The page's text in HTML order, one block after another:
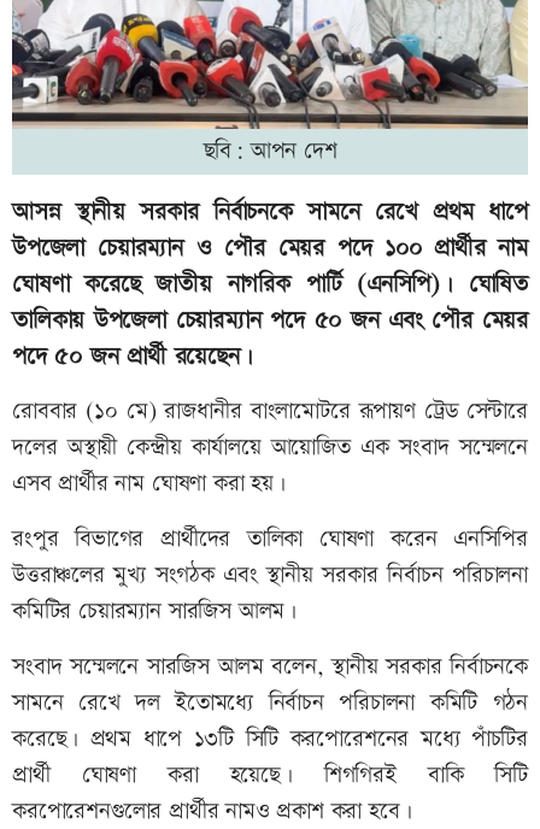
ছবি: আপন দেশ
আসন্ন স্থানীয় সরকার নির্বাচনকে সামনে রেখে প্রথম ধাপে
উপজেলা চেয়ারম্যান ও পৌর মেয়র পদে ১০০ প্রার্থীর নাম
ঘোষণা করেছে জাতীয় নাগরিক পার্টি (এনসিপি)। ঘোষিত
তালিকায় উপজেলা চেয়ারম্যান পদে ৫০ জন এবং পৌর মেয়র
পদে ৫০ জন প্রার্থী রয়েছেন।
রোববার (১০ মে) রাজধানীর বাংলামোটরে রূপায়ণ ট্রেড সেন্টারে
দলের অস্থায়ী কেন্দ্রীয় কার্যালয়ে আয়োজিত এক সংবাদ সম্মেলনে
এসব প্রার্থীর নাম ঘোষণা করা হয়।
রংপুর বিভাগের প্রার্থীদের তালিকা ঘোষণা করেন এনসিপির
উত্তরাঞ্চলের মুখ্য সংগঠক এবং স্থানীয় সরকার নির্বাচন পরিচালনা
কমিটির চেয়ারম্যান সারজিস আলম।
সংবাদ সম্মেলনে সারজিস আলম বলেন, স্থানীয় সরকার নির্বাচনকে
সামনে রেখে দল ইতোমধ্যে নির্বাচন পরিচালনা কমিটি গঠন
করেছে। প্রথম ধাপে ১৩টি সিটি করপোরেশনের মধ্যে পাঁচটির
প্রার্থী ঘোষণা করা হয়েছে। শিগগিরই বাকি সিটি
করপোরেশনগুলোর প্রার্থীর নামও প্রকাশ করা হবে।